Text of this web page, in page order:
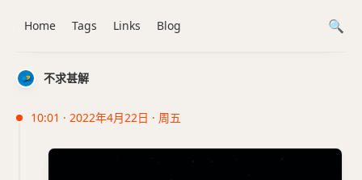
不求甚解
10:01 · 2022年4月22日 · 周五
Home Tags Links Blog